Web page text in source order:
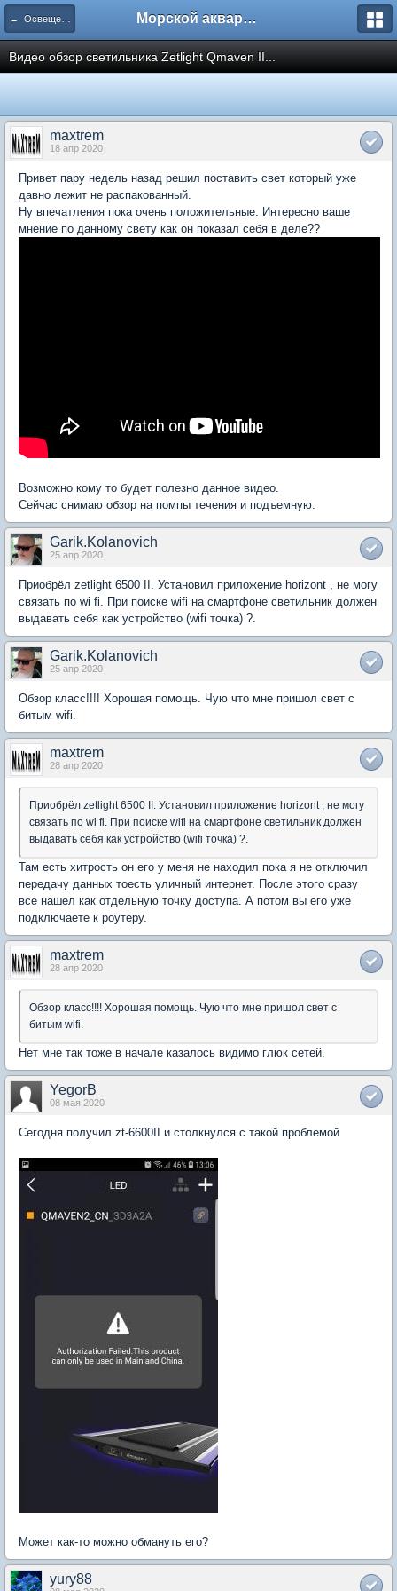
← Освещение морских аквариумов Морской аквариум. Форумы ReefCentral.ru
Видео обзор светильника Zetlight Qmaven II...
maxtrem
18 апр 2020
Привет пару недель назад решил поставить свет который уже
давно лежит не распакованный.
Ну впечатления пока очень положительные. Интересно ваше
мнение по данному свету как он показал себя в деле??
Возможно кому то будет полезно данное видео.
Сейчас снимаю обзор на помпы течения и подъемную.
Garik.Kolanovich
25 апр 2020
Приобрёл zetlight 6500 II. Установил приложение horizont , не могу
связать по wi fi. При поиске wifi на смартфоне светильник должен
выдавать себя как устройство (wifi точка) ?.
Garik.Kolanovich
25 апр 2020
Обзор класс!!!! Хорошая помощь. Чую что мне пришол свет с
битым wifi.
maxtrem
28 апр 2020
Приобрёл zetlight 6500 II. Установил приложение horizont , не могу
связать по wi fi. При поиске wifi на смартфоне светильник должен
выдавать себя как устройство (wifi точка) ?.
Там есть хитрость он его у меня не находил пока я не отключил
передачу данных тоесть уличный интернет. После этого сразу
все нашел как отдельную точку доступа. А потом вы его уже
подключаете к роутеру.
maxtrem
28 апр 2020
Обзор класс!!!! Хорошая помощь. Чую что мне пришол свет с
битым wifi.
Нет мне так тоже в начале казалось видимо глюк сетей.
YegorB
08 мая 2020
Сегодня получил zt-6600II и столкнулся с такой проблемой
Может как-то можно обмануть его?
yury88